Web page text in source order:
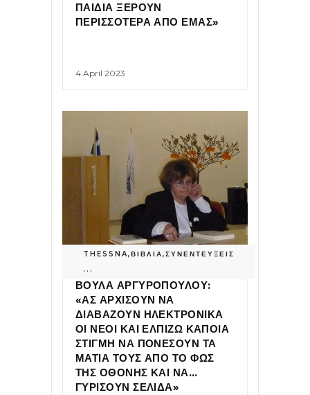
ΠΑΙΔΙΑ ΞΕΡΟΥΝ
ΠΕΡΙΣΣΟΤΕΡΑ ΑΠΟ ΕΜΑΣ»
4 April 2023
THESSNA
...
,ΒΙΒΛΙΑ,ΣΥΝΕΝΤΕΥΞΕΙΣ
ΒΟΥΛΑ ΑΡΓΥΡΟΠΟΥΛΟΥ:
«ΑΣ ΑΡΧΙΣΟΥΝ ΝΑ
ΔΙΑΒΑΖΟΥΝ ΗΛΕΚΤΡΟΝΙΚΑ
ΟΙ ΝΕΟΙ ΚΑΙ ΕΛΠΙΖΩ ΚΑΠΟΙΑ
ΣΤΙΓΜΗ ΝΑ ΠΟΝΕΣΟΥΝ ΤΑ
ΜΑΤΙΑ ΤΟΥΣ ΑΠΟ ΤΟ ΦΩΣ
ΤΗΣ ΟΘΟΝΗΣ ΚΑΙ ΝΑ…
ΓΥΡΙΣΟΥΝ ΣΕΛΙΔΑ»